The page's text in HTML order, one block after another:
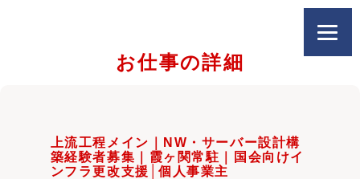
お仕事の詳細
上流工程メイン｜NW・サーバー設計構
築経験者募集｜霞ヶ関常駐｜国会向けイ
ンフラ更改支援│個人事業主